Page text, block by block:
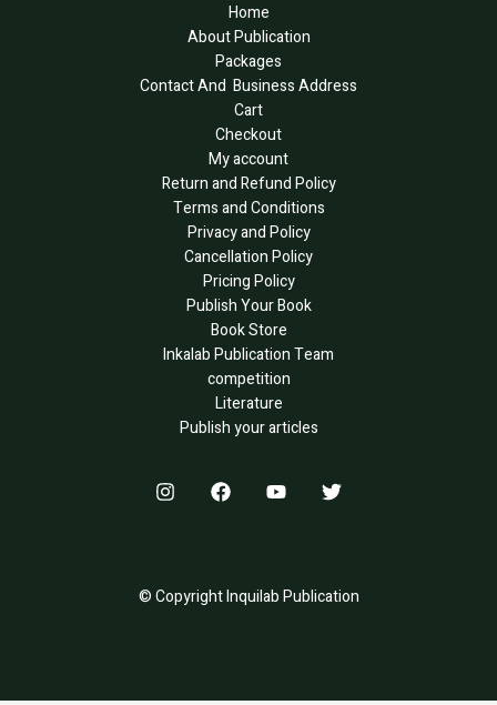
Home
About Publication
Packages
Contact And Business Address
Cart
Checkout
My account
Return and Refund Policy
Terms and Conditions
Privacy and Policy
Cancellation Policy
Pricing Policy
Publish Your Book
Book Store
Inkalab Publication Team
competition
Literature
Publish your articles
© Copyright Inquilab Publication